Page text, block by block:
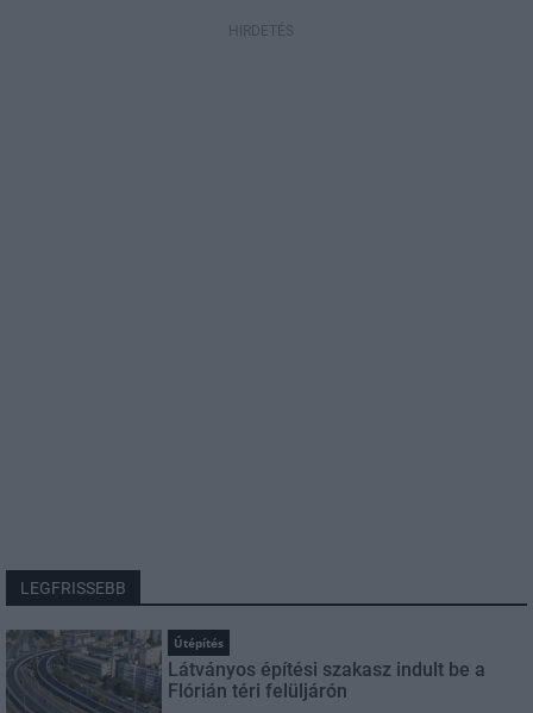
HIRDETÉS
LEGFRISSEBB
Útépítés
Látványos építési szakasz indult be a
Flórián téri felüljárón